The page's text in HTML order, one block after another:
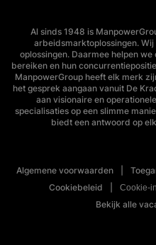
Al sinds 1948 is
arbeidsmarktoplossingen.
oplossingen. Daarmee helpen
bereiken en hun
ManpowerGroup heeft elk merk
het gesprek aangaan vanuit De
aan visionaire en
specialisaties op een slimme
biedt een antwoord op
Algemene voorwaarden
Cookiebeleid
Cookie-
Bekijk alle